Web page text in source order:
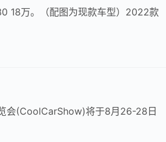
18万。（配图为现款车型）2022款
会(CoolCarShow)将于8月26-28日